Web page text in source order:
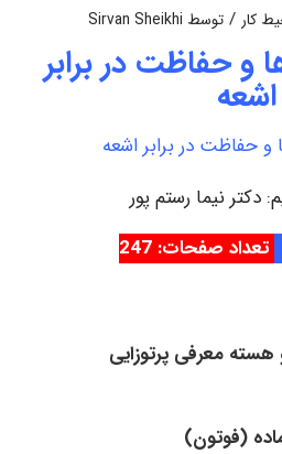
کار / توسط Sirvan Sheikhi
و حفاظت در برابر
اشعه
و حفاظت در برابر اشعه
دکتر نیما رستم پور
تعداد صفحات: 247
هسته معرفی پرتوزایی
(فوتون)